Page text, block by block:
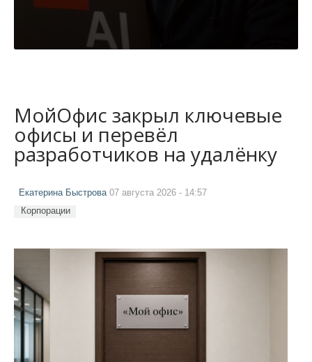
МойОфис закрыл ключевые
офисы и перевёл
разработчиков на удалёнку
Екатерина Быстрова07 августа 2026 - 14:57
Корпорации